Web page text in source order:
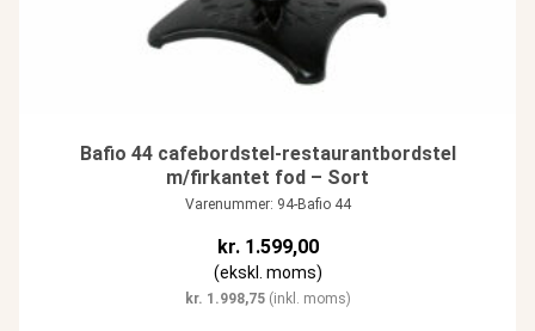
Bafio 44 cafebordstel-restaurantbordstel
m/firkantet fod – Sort
Varenummer: 94-Bafio 44
kr.1.599,00
(ekskl. moms)
kr. 1.998,75(inkl. moms)